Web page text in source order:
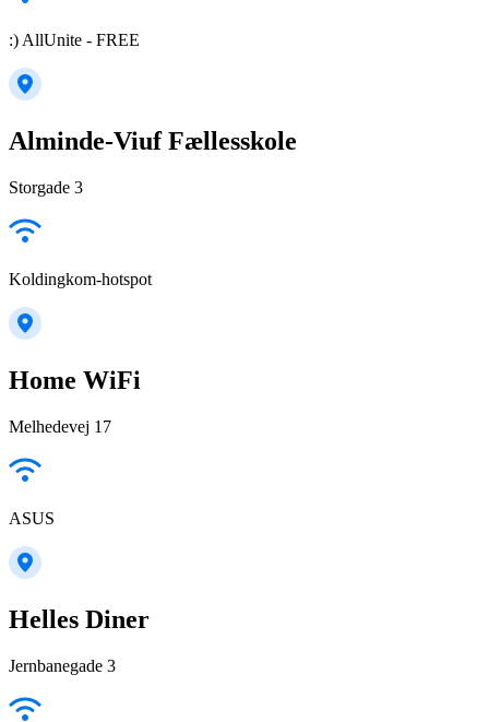
:) AllUnite - FREE
Alminde-Viuf Fællesskole
Storgade 3
Koldingkom-hotspot
Home WiFi
Melhedevej 17
ASUS
Helles Diner
Jernbanegade 3